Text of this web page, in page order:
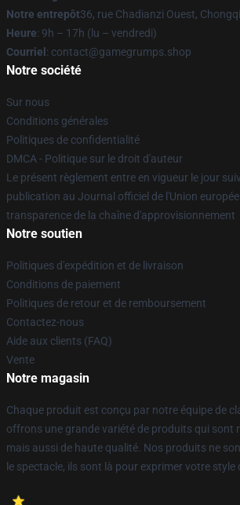
Notre entrepôt36, rue Chadianzi Ouest,
Heure: 9h – 17h (lu – vendredi)
Courriel : contact@gamegrumps.shop
Notre société
Sur nous
Conditions générales
Politiques de confidentialité
DMCA - Politique sur le droit d'auteur
Le présent règlement entre en vigueur le jour
publication au Journal officiel de l'Union
transparence de la chaîne d'approvisionnement
Notre soutien
Politiques d'expédition et de livraison
Conditions de paiement
Politiques de retour et de remboursement
Contactez-nous
Aide aux clients (FAQ)
Vente
Notre magasin
Chaque produit est conçu par notre équipe de
offrons une grande variété de produits qui sont
mais aussi de haute qualité. Nos produits ne
le spectacle, ils sont là pour exprimer votre style